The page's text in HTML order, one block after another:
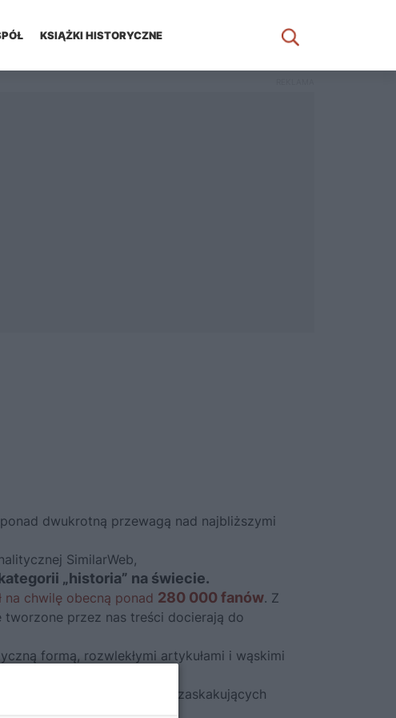
KSIĄŻKI HISTORYCZNE
dwukrotną przewagą nad najbliższymi
SimilarWeb,
„historia” na świecie.
na chwilę obecną ponad 280 000 fanów. Z
przez nas treści docierają do
formą, rozwlekłymi artykułami i wąskimi
zapomnianych postaciach, zaskakujących